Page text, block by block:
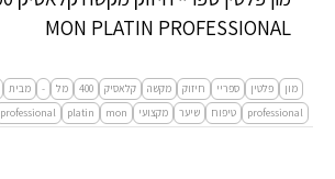
MON PLATIN PROFESSIONAL
מון פלטין ספריי חיזוק מקשה קלאסיק 400 מל - מבית
professional
טיפוח שיער מקצועי mon
platin
professional